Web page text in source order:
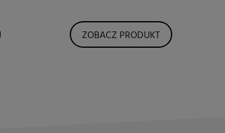
ZOBACZ PRODUKT